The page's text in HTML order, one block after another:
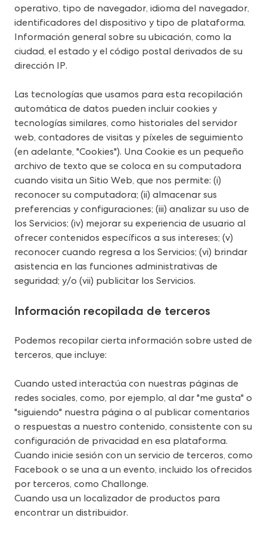
operativo, tipo de navegador, idioma del navegador,
identificadores del dispositivo y tipo de plataforma.
Información general sobre su ubicación, como la
ciudad, el estado y el código postal derivados de su
dirección IP.
Las tecnologías que usamos para esta recopilación
automática de datos pueden incluir cookies y
tecnologías similares, como historiales del servidor
web, contadores de visitas y píxeles de seguimiento
(en adelante, "Cookies"). Una Cookie es un pequeño
archivo de texto que se coloca en su computadora
cuando visita un Sitio Web, que nos permite: (i)
reconocer su computadora; (ii) almacenar sus
preferencias y configuraciones; (iii) analizar su uso de
los Servicios; (iv) mejorar su experiencia de usuario al
ofrecer contenidos específicos a sus intereses; (v)
reconocer cuando regresa a los Servicios; (vi) brindar
asistencia en las funciones administrativas de
seguridad; y/o (vii) publicitar los Servicios.
Información recopilada de terceros
Podemos recopilar cierta información sobre usted de
terceros, que incluye:
Cuando usted interactúa con nuestras páginas de
redes sociales, como, por ejemplo, al dar "me gusta" o
"siguiendo" nuestra página o al publicar comentarios
o respuestas a nuestro contenido, consistente con su
configuración de privacidad en esa plataforma.
Cuando inicie sesión con un servicio de terceros, como
Facebook o se una a un evento, incluido los ofrecidos
por terceros, como Challonge.
Cuando usa un localizador de productos para
encontrar un distribuidor.